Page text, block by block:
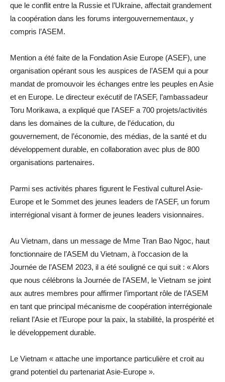
que le conflit entre la Russie et l’Ukraine, affectait grandement
la coopération dans les forums intergouvernementaux, y
compris l’ASEM.
Mention a été faite de la Fondation Asie Europe (ASEF), une
organisation opérant sous les auspices de l’ASEM qui a pour
mandat de promouvoir les échanges entre les peuples en Asie
et en Europe. Le directeur exécutif de l’ASEF, l’ambassadeur
Toru Morikawa, a expliqué que l’ASEF a 700 projets/activités
dans les domaines de la culture, de l’éducation, du
gouvernement, de l’économie, des médias, de la santé et du
développement durable, en collaboration avec plus de 800
organisations partenaires.
Parmi ses activités phares figurent le Festival culturel Asie-
Europe et le Sommet des jeunes leaders de l’ASEF, un forum
interrégional visant à former de jeunes leaders visionnaires.
Au Vietnam, dans un message de Mme Tran Bao Ngoc, haut
fonctionnaire de l’ASEM du Vietnam, à l’occasion de la
Journée de l’ASEM 2023, il a été souligné ce qui suit : « Alors
que nous célébrons la Journée de l’ASEM, le Vietnam se joint
aux autres membres pour affirmer l’important rôle de l’ASEM
en tant que principal mécanisme de coopération interrégionale
reliant l’Asie et l’Europe pour la paix, la stabilité, la prospérité et
le développement durable.
Le Vietnam « attache une importance particulière et croit au
grand potentiel du partenariat Asie-Europe ».